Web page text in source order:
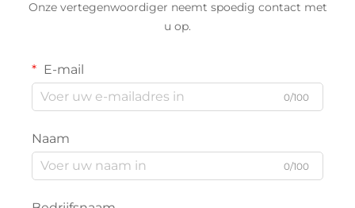
Onze vertegenwoordiger neemt spoedig contact met
u op.
E-mail
0/100
Naam
0/100